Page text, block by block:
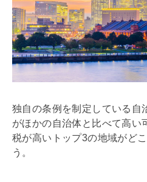
独自の条例を制定している自
がほかの自治体と比べて高い
税が高いトップ3の地域がど
う。